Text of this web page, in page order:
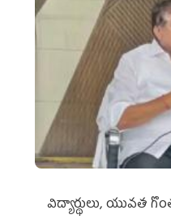
విద్యార్థులు, యువత